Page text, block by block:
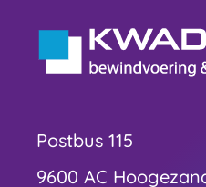
Postbus 115
9600 AC